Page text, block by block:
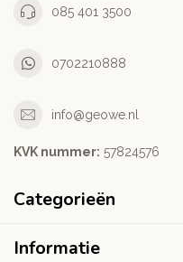
085 401 3500
0702210888
info@geowe.nl
KVK nummer: ‭57824576‬
Categorieën
Informatie